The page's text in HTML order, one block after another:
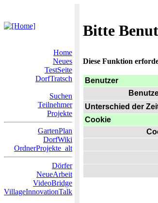
Bitte
Home
Neues
TestSeite
DorfTratsch
Suchen
Teilnehmer
Projekte
GartenPlan
DorfWiki
OrdnerProjekte_alt
Dörfer
NeueArbeit
VideoBridge
VillageInnovationTalk
Diese Funktion
Benutzer
Unterschied der
Cookie